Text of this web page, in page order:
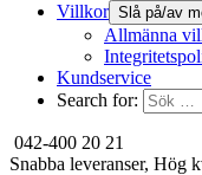
Villkor Slå på/av
Allmänna
Kundservice
Search for:
042-400 20 21
Snabba leveranser, Hög